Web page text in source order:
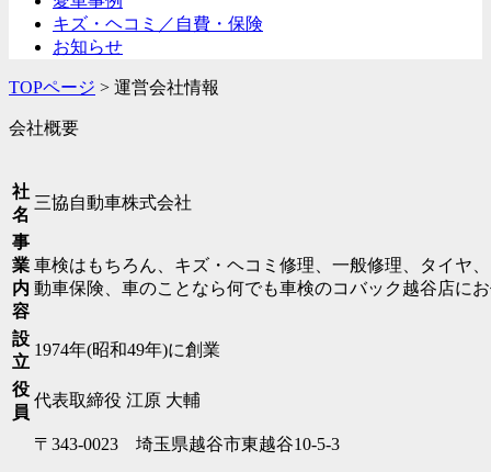
キズ・ヘコミ／自費・保険
お知らせ
TOPページ > 運営会社情報
会社概要
社
名
三協自動車株式会社
事
業
内
容
車検はもちろん、キズ・ヘコミ修理、一般修理、タイヤ
動車保険、車のことなら何でも車検のコバック越谷店に
設
立
1974年(昭和49年)に創業
役
員
代表取締役 江原 大輔
〒343-0023 埼玉県越谷市東越谷10‐5-3